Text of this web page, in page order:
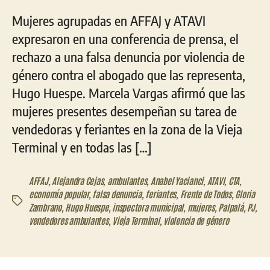
Mujeres agrupadas en AFFAJ y ATAVI
expresaron en una conferencia de prensa, el
rechazo a una falsa denuncia por violencia de
género contra el abogado que las representa,
Hugo Huespe. Marcela Vargas afirmó que las
mujeres presentes desempeñan su tarea de
vendedoras y feriantes en la zona de la Vieja
Terminal y en todas las […]
Etiquetas
AFFAJ, Alejandra Cejas, ambulantes, Anabel Yacianci, ATAVI, CTA,
economía popular, falsa denuncia, feriantes, Frente de Todos, Gloria
Zambrano, Hugo Huespe, inspectora municipal, mujeres, Palpalá, PJ,
vendedores ambulantes, Vieja Terminal, violencia de género